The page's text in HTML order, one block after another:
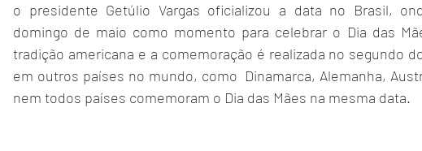
o presidente Getúlio Vargas oficializou a data no Brasil,
domingo de maio como momento para celebrar o Dia das
tradição americana e a comemoração é realizada no segundo
em outros países no mundo, como  Dinamarca, Alemanha,
nem todos países comemoram o Dia das Mães na mesma data.